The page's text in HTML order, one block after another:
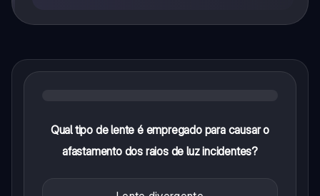
Qual tipo de lente é empregado para causar o
afastamento dos raios de luz incidentes?